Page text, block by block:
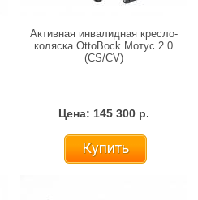
Активная инвалидная кресло-
коляска OttoBock Мотус 2.0
(CS/CV)
Цена: 145 300 р.
Купить